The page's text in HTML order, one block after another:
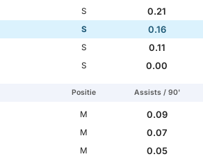
S
0.21
S
0.16
S
0.11
S 0.00
Positie Assists / 90'
M
0.09
M
0.07
M
0.05